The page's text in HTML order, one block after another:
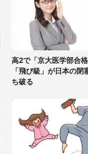
高2で「京大医学部合
「飛び級」が日本の閉
ち破る